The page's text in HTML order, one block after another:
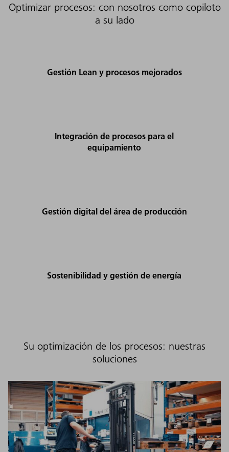
Optimizar procesos: con nosotros como copiloto
a su lado
Gestión Lean y procesos mejorados
Integración de procesos para el
equipamiento
Gestión digital del área de producción
Sostenibilidad y gestión de energía
Su optimización de los procesos: nuestras
soluciones